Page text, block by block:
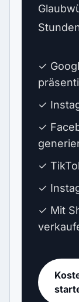
✓
✓
✓
✓
✓
✓ Mit